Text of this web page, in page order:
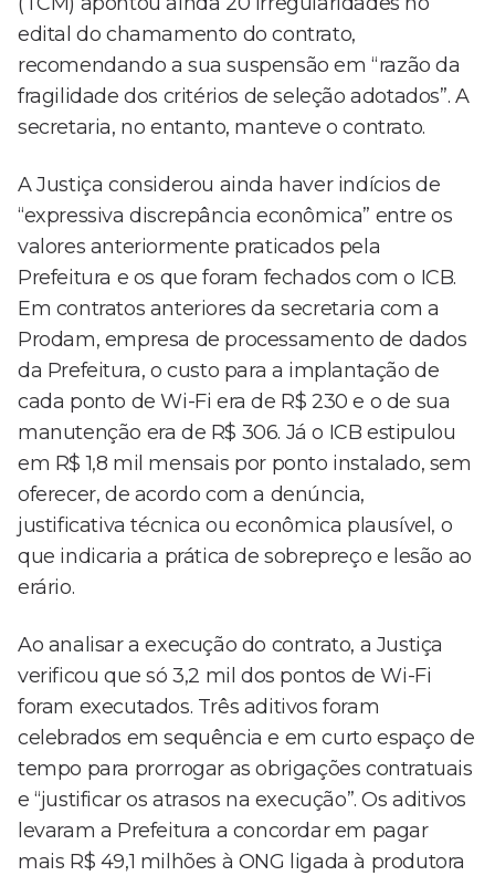
edital do chamamento do contrato,
recomendando a sua suspensão em “razão da
fragilidade dos critérios de seleção adotados”. A
secretaria, no entanto, manteve o contrato.
A Justiça considerou ainda haver indícios de
“expressiva discrepância econômica” entre os
valores anteriormente praticados pela
Prefeitura e os que foram fechados com o ICB.
Em contratos anteriores da secretaria com a
Prodam, empresa de processamento de dados
da Prefeitura, o custo para a implantação de
cada ponto de Wi-Fi era de R$ 230 e o de sua
manutenção era de R$ 306. Já o ICB estipulou
em R$ 1,8 mil mensais por ponto instalado, sem
oferecer, de acordo com a denúncia,
justificativa técnica ou econômica plausível, o
que indicaria a prática de sobrepreço e lesão ao
erário.
Ao analisar a execução do contrato, a Justiça
verificou que só 3,2 mil dos pontos de Wi-Fi
foram executados. Três aditivos foram
celebrados em sequência e em curto espaço de
tempo para prorrogar as obrigações contratuais
e “justificar os atrasos na execução”. Os aditivos
levaram a Prefeitura a concordar em pagar
mais R$ 49,1 milhões à ONG ligada à produtora